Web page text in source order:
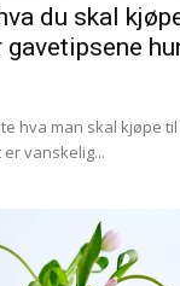
du skal
hva man skal kjøpe
vanskelig...